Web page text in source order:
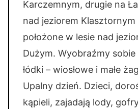
Karczemnym, drugie na
nad jeziorem Klasztornym
położone w lesie nad
Dużym. Wyobraźmy
łódki – wiosłowe i małe
Upalny dzień. Dzieci,
kąpieli, zajadają lody,